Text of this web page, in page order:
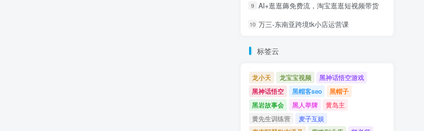
9 AI+逛逛薅免费流，淘宝逛逛短视频带货
10 万三-东南亚跨境tk小店运营课
标签云
龙小天 龙宝宝视频
黑神话悟空游戏
黑神话悟空
黑帽客seo
黑帽子
黑岩故事会
黑人举牌
黄岛主
黄先生训练营
麦子互娱